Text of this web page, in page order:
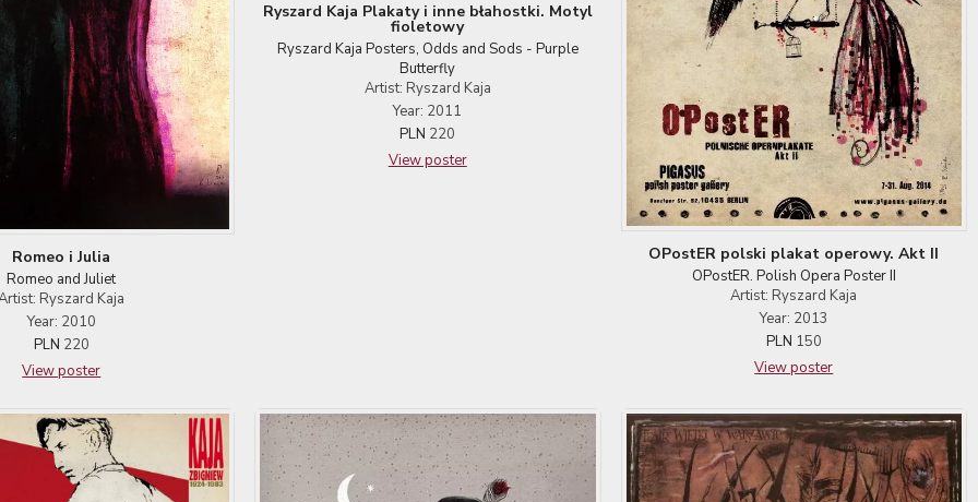
Romeo i Julia
Romeo and Juliet
Ryszard Kaja
Year: 2010
PLN 220
View poster
Ryszard Kaja Plakaty i inne błahostki. Motyl
fioletowy
Ryszard Kaja Posters, Odds and Sods - Purple
Butterfly
Artist: Ryszard Kaja
Year: 2011
PLN 220
View poster
OPostER polski plakat operowy. Akt II
OPostER. Polish Opera Poster II
Artist: Ryszard Kaja
Year: 2013
PLN 150
View poster